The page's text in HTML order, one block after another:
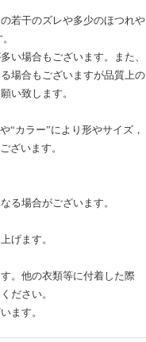
若干のズレや多少のほつれや
い場合もございます。また、
場合もございますが品質上の
い致します。
“カラー”により形やサイズ，
ざいます。
る場合がございます。
げます。
。他の衣類等に付着した際
ださい。
ます。